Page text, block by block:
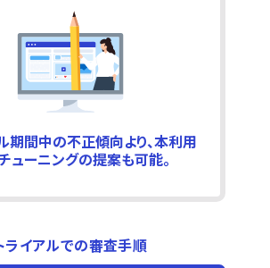
期間中の不正傾向より、本利用
ューニングの提案も可能。
ライアルでの審査手順